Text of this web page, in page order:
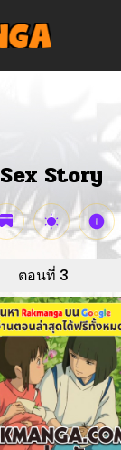
Sex Story
ตอนที่ 3